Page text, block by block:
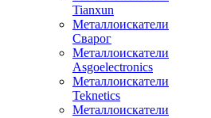
Tianxun
Металлоискатели
Сварог
Металлоискатели
Asgoelectronics
Металлоискатели
Teknetics
Металлоискатели